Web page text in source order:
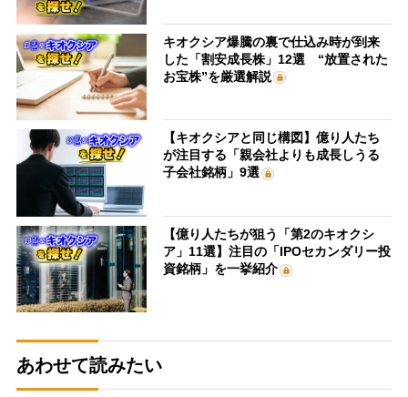
キオクシア爆騰の裏で仕込み時が到来
した「割安成長株」12選 “放置された
お宝株”を厳選解説
【キオクシアと同じ構図】億り人たち
が注目する「親会社よりも成長しうる
子会社銘柄」9選
【億り人たちが狙う「第2のキオクシ
ア」11選】注目の「IPOセカンダリー投
資銘柄」を一挙紹介
あわせて読みたい